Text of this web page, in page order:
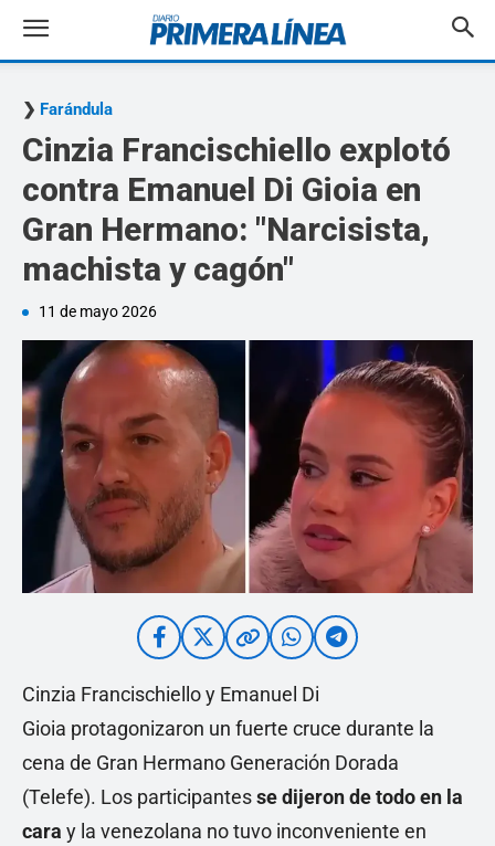
Farándula
Cinzia Francischiello explotó
contra Emanuel Di Gioia en
Gran Hermano: "Narcisista,
machista y cagón"
11 de mayo 2026
Cinzia Francischiello y Emanuel Di
Gioia protagonizaron un fuerte cruce durante la
cena de Gran Hermano Generación Dorada
(Telefe). Los participantesse dijeron de todo en la
cara y la venezolana no tuvo inconveniente en